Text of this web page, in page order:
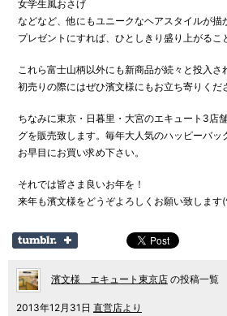
女学生風おさげ
などなど、他にもユニークなヘアスタイルが描
プレゼントにすれば、ひとしきり盛り上がるこ
これら富士山柄以外にも新商品が続々と投入さ
初売りの際にはぜひ濱文様にもお立ち寄りく
ちなみに東京・日暮里・大宮のエキュート3店
グを販売致します。毎年大人気のハッピーバッ
お早目にお買い求め下さい。
それでは皆さま良いお年を！
来年も濱文様をどうぞよろしくお願い致します
濱文様 エキュート東京店 の投稿一覧
2013年12月31日 直営店より